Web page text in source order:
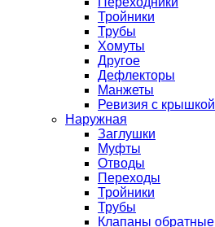
Тройники
Трубы
Хомуты
Другое
Дефлекторы
Манжеты
Ревизия с крышкой
Наружная
Заглушки
Муфты
Отводы
Переходы
Тройники
Трубы
Клапаны обратные